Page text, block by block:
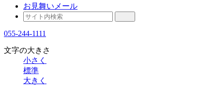
お見舞いメール
055-244-1111
文字の大きさ
小さく
標準
大きく